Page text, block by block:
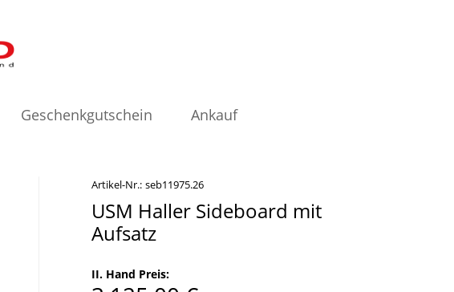
Geschenkgutschein Ankauf
Artikel-Nr.: seb11975.26
USM Haller Sideboard mit
Aufsatz
II. Hand Preis: